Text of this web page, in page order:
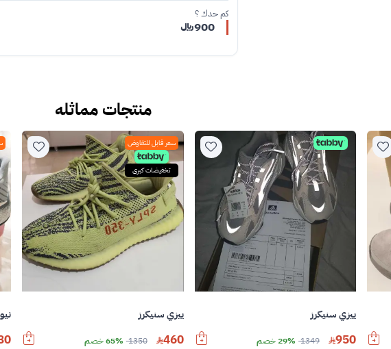
كم حدك ؟
900﷼
منتجات مماثله
ييزي سنيكرز
950
1349 29% خصم
سعر قابل للتفاوض
تخفيضات كبرى
ييزي سنيكرز
460
1350 65% خصم